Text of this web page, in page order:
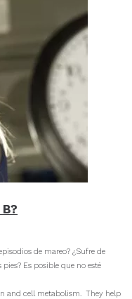
de mareo? ¿Sufre de
Es posible que no esté
and cell metabolism. They help